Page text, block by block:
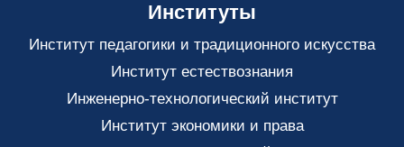
Институты
Институт педагогики и традиционного искусства
Институт естествознания
Инженерно-технологический институт
Институт экономики и права